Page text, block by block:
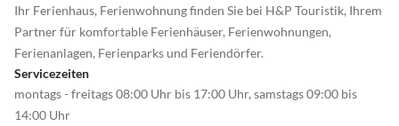
Ihr Ferienhaus, Ferienwohnung finden Sie bei H&P Touristik, Ihrem
Partner für komfortable Ferienhäuser, Ferienwohnungen,
Ferienanlagen, Ferienparks und Feriendörfer.
Servicezeiten
montags - freitags 08:00 Uhr bis 17:00 Uhr, samstags 09:00 bis
14:00 Uhr